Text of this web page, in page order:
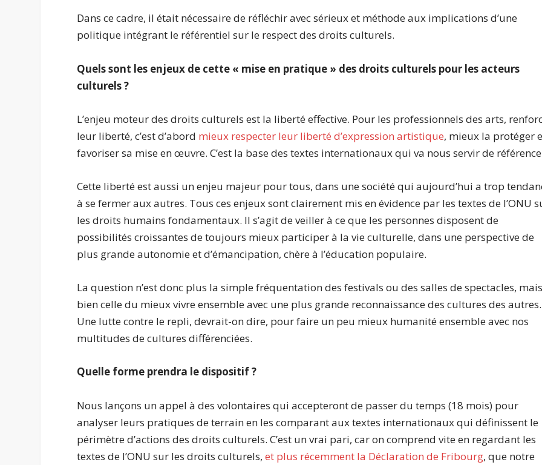
Dans ce cadre, il était nécessaire de réfléchir avec sérieux et méthode aux implications d’une
politique intégrant le référentiel sur le respect des droits culturels.
Quels sont les enjeux de cette « mise en pratique » des droits culturels pour les acteurs
culturels ?
L’enjeu moteur des droits culturels est la liberté effective. Pour les professionnels des arts,
leur liberté, c’est d’abord mieux respecter leur liberté d’expression artistique, mieux la protéger
favoriser sa mise en œuvre. C’est la base des textes internationaux qui va nous servir de
Cette liberté est aussi un enjeu majeur pour tous, dans une société qui aujourd’hui a trop
à se fermer aux autres. Tous ces enjeux sont clairement mis en évidence par les textes de l’ONU
les droits humains fondamentaux. Il s’agit de veiller à ce que les personnes disposent de
possibilités croissantes de toujours mieux participer à la vie culturelle, dans une perspective de
plus grande autonomie et d’émancipation, chère à l’éducation populaire.
La question n’est donc plus la simple fréquentation des festivals ou des salles de spectacles, mais
bien celle du mieux vivre ensemble avec une plus grande reconnaissance des cultures des autres.
Une lutte contre le repli, devrait-on dire, pour faire un peu mieux humanité ensemble avec nos
multitudes de cultures différenciées.
Quelle forme prendra le dispositif ?
Nous lançons un appel à des volontaires qui accepteront de passer du temps (18 mois) pour
analyser leurs pratiques de terrain en les comparant aux textes internationaux qui définissent le
périmètre d’actions des droits culturels. C’est un vrai pari, car on comprend vite en regardant les
textes de l’ONU sur les droits culturels,et plus récemment la Déclaration de Fribourg, que notre